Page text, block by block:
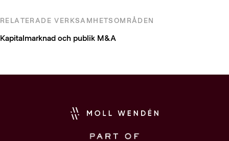
RELATERADE VERKSAMHETSOMRÅDEN
Kapitalmarknad och publik M&A